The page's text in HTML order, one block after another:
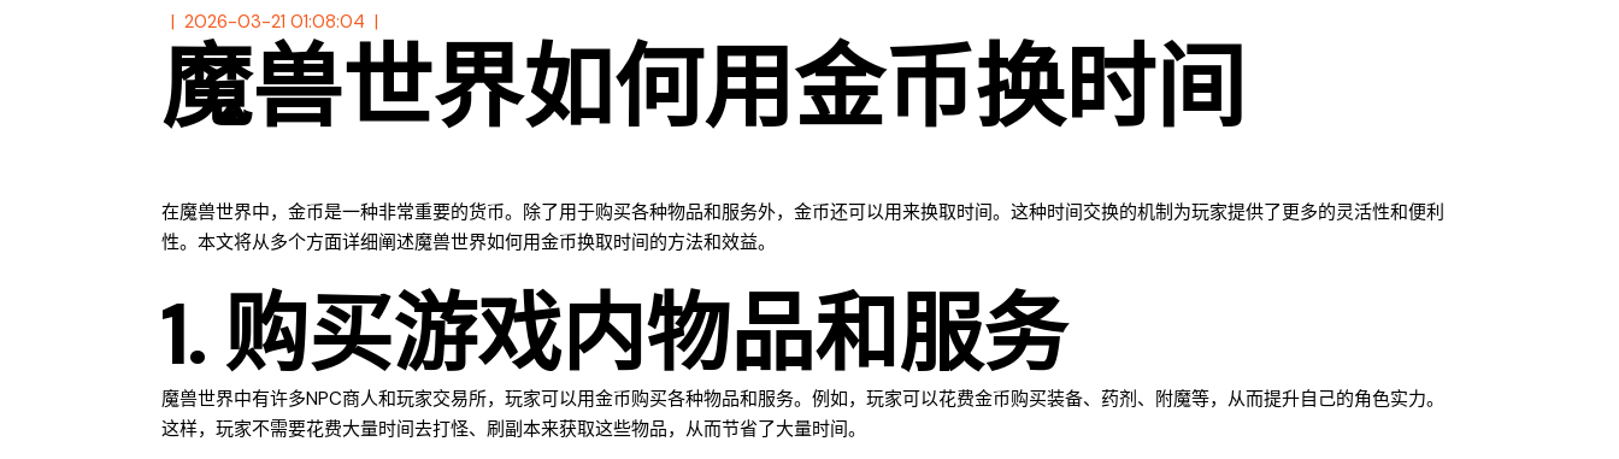
2026-03-21 01:08:04
魔兽世界如何用金币换时间
在魔兽世界中，金币是一种非常重要的货币。除了用于购买各种物品和服务外，金币还可以用来换取时间。这种时间交换的机制为玩家提供了更多的灵活性和便利
性。本文将从多个方面详细阐述魔兽世界如何用金币换取时间的方法和效益。
1. 购买游戏内物品和服务
魔兽世界中有许多NPC商人和玩家交易所，玩家可以用金币购买各种物品和服务。例如，玩家可以花费金币购买装备、药剂、附魔等，从而提升自己的角色实力。
这样，玩家不需要花费大量时间去打怪、刷副本来获取这些物品，从而节省了大量时间。